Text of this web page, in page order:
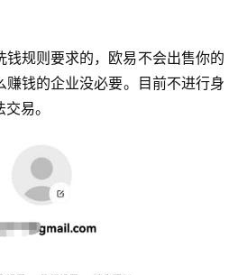
钱规则要求的，欧易不会出售你的
赚钱的企业没必要。目前不进行身
易。